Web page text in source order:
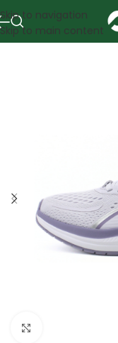
Skip to navigation
Skip to main content